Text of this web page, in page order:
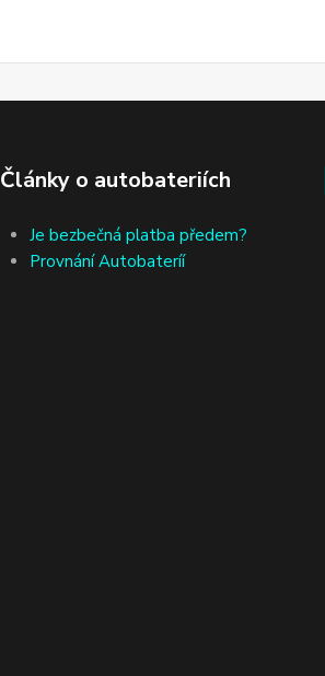
Články o autobateriích
Je bezbečná platba předem?
Provnání Autobateríí